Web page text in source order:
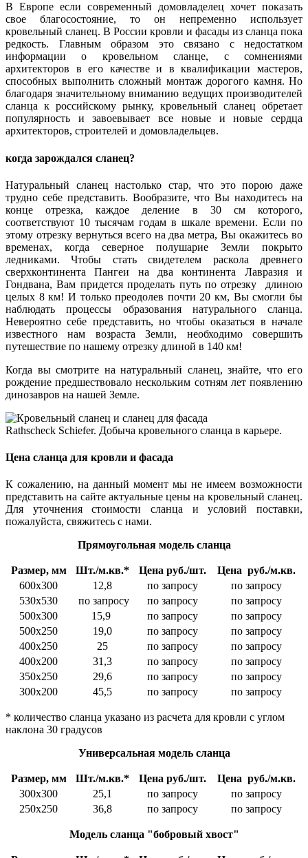
В Европе если современный домовладелец хочет показать
свое благосостояние, то он непременно использует
кровельный сланец. В России кровли и фасады из сланца пока
редкость. Главным образом это связано с недостатком
информации о кровельном сланце, с сомнениями
архитекторов в его качестве и в квалификации мастеров,
способных выполнить сложный монтаж дорогого камня. Но
благодаря значительному вниманию ведущих производителей
сланца к российскому рынку, кровельный сланец обретает
популярность и завоевывает все новые и новые сердца
архитекторов, строителей и домовладельцев.
когда зарождался сланец?
Натуральный сланец настолько стар, что это порою даже
трудно себе представить. Вообразите, что Вы находитесь на
конце отрезка, каждое деление в 30 см которого,
соответствуют 10 тысячам годам в шкале времени. Если по
этому отрезку вернуться всего на два метра, Вы окажитесь во
временах, когда северное полушарие Земли покрыто
ледниками. Чтобы стать свидетелем раскола древнего
сверхконтинента Пангеи на два континента Лавразия и
Гондвана, Вам придется проделать путь по отрезку длиною
целых 8 км! И только преодолев почти 20 км, Вы смогли бы
наблюдать процессы образования натурального сланца.
Невероятно себе представить, но чтобы оказаться в начале
известного нам возраста Земли, необходимо совершить
путешествие по нашему отрезку длиной в 140 км!
Когда вы смотрите на натуральный сланец, знайте, что его
рождение предшествовало нескольким сотням лет появлению
динозавров на нашей Земле.
Rathscheck Schiefer. Добыча кровельного сланца в карьере.
Цена сланца для кровли и фасада
К сожалению, на данный момент мы не имеем возможности
представить на сайте актуальные цены на кровельный сланец.
Для уточнения стоимости сланца и условий поставки,
пожалуйста, свяжитесь с нами.
Прямоугольная модель сланца
Размер, мм Шт./м.кв.* Цена руб./шт.
Цена руб./м.кв.
600х300
12,8 по запросу
по запросу
530х530
по запросу по запросу
по запросу
500х300
15,9 по запросу
по запросу
500х250
19,0 по запросу
по запросу
400х250
25 по запросу
по запросу
400х200
31,3 по запросу
по запросу
350х250
29,6 по запросу
по запросу
300х200
45,5 по запросу по запросу
* количество сланца указано из расчета для кровли с углом
наклона 30 градусов
Универсальная модель сланца
Размер, мм Шт./м.кв.* Цена руб./шт.
Цена руб./м.кв.
300х300
25,1 по запросу
по запросу
250х250
36,8 по запросу по запросу
Модель сланца "бобровый хвост"